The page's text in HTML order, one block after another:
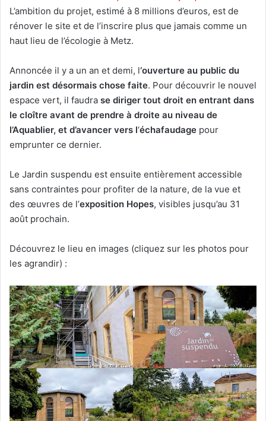
L’ambition du projet, estimé à 8 millions d’euros, est de
rénover le site et de l’inscrire plus que jamais comme un
haut lieu de l’écologie à Metz.
Annoncée il y a un an et demi, l‘ouverture au public du
jardin est désormais chose faite. Pour découvrir le nouvel
espace vert, il faudra se diriger tout droit en entrant dans
le cloître avant de prendre à droite au niveau de
l’Aquablier, et d’avancer vers l‘échafaudage pour
emprunter ce dernier.
Le Jardin suspendu est ensuite entièrement accessible
sans contraintes pour profiter de la nature, de la vue et
des œuvres de l’exposition Hopes, visibles jusqu’au 31
août prochain.
Découvrez le lieu en images (cliquez sur les photos pour
les agrandir) :